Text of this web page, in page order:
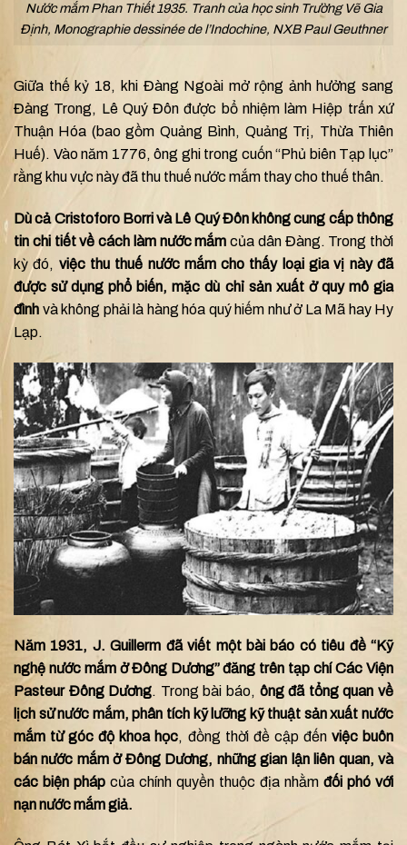
Nước mắm Phan Thiết 1935. Tranh của học sinh Trường Vẽ Gia
Định, Monographie dessinée de l’Indochine, NXB Paul Geuthner
Giữa thế kỷ 18, khi Đàng Ngoài mở rộng ảnh hưởng sang
Đàng Trong, Lê Quý Đôn được bổ nhiệm làm Hiệp trấn xứ
Thuận Hóa (bao gồm Quảng Bình, Quảng Trị, Thừa Thiên
Huế). Vào năm 1776, ông ghi trong cuốn “Phủ biên Tạp lục”
rằng khu vực này đã thu thuế nước mắm thay cho thuế thân.
Dù cả Cristoforo Borri và Lê Quý Đôn không cung cấp thông
tin chi tiết về cách làm nước mắm của dân Đàng. Trong thời
kỳ đó, việc thu thuế nước mắm cho thấy loại gia vị này đã
được sử dụng phổ biến, mặc dù chỉ sản xuất ở quy mô gia
đình và không phải là hàng hóa quý hiếm như ở La Mã hay Hy
Lạp.
Năm 1931, J. Guillerm đã viết một bài báo có tiêu đề “Kỹ
nghệ nước mắm ở Đông Dương” đăng trên tạp chí Các Viện
Pasteur Đông Dương. Trong bài báo, ông đã tổng quan về
lịch sử nước mắm, phân tích kỹ lưỡng kỹ thuật sản xuất nước
mắm từ góc độ khoa học, đồng thời đề cập đến việc buôn
bán nước mắm ở Đông Dương, những gian lận liên quan, và
các biện pháp của chính quyền thuộc địa nhằm đối phó với
nạn nước mắm giả.